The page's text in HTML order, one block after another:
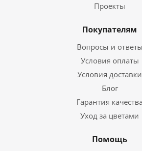
Проекты
Покупателям
Вопросы и ответы
Условия оплаты
Условия доставки
Блог
Гарантия качества
Уход за цветами
Помощь